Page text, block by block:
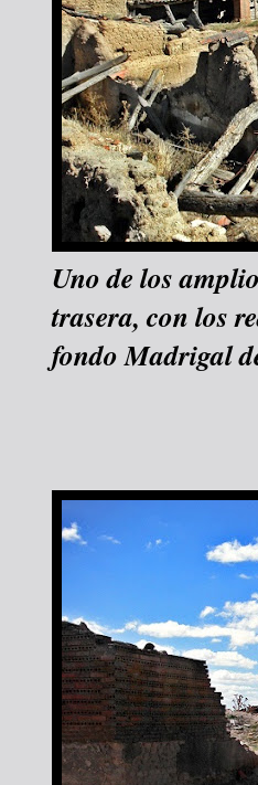
Uno de los
trasera, con los
fondo Madrigal